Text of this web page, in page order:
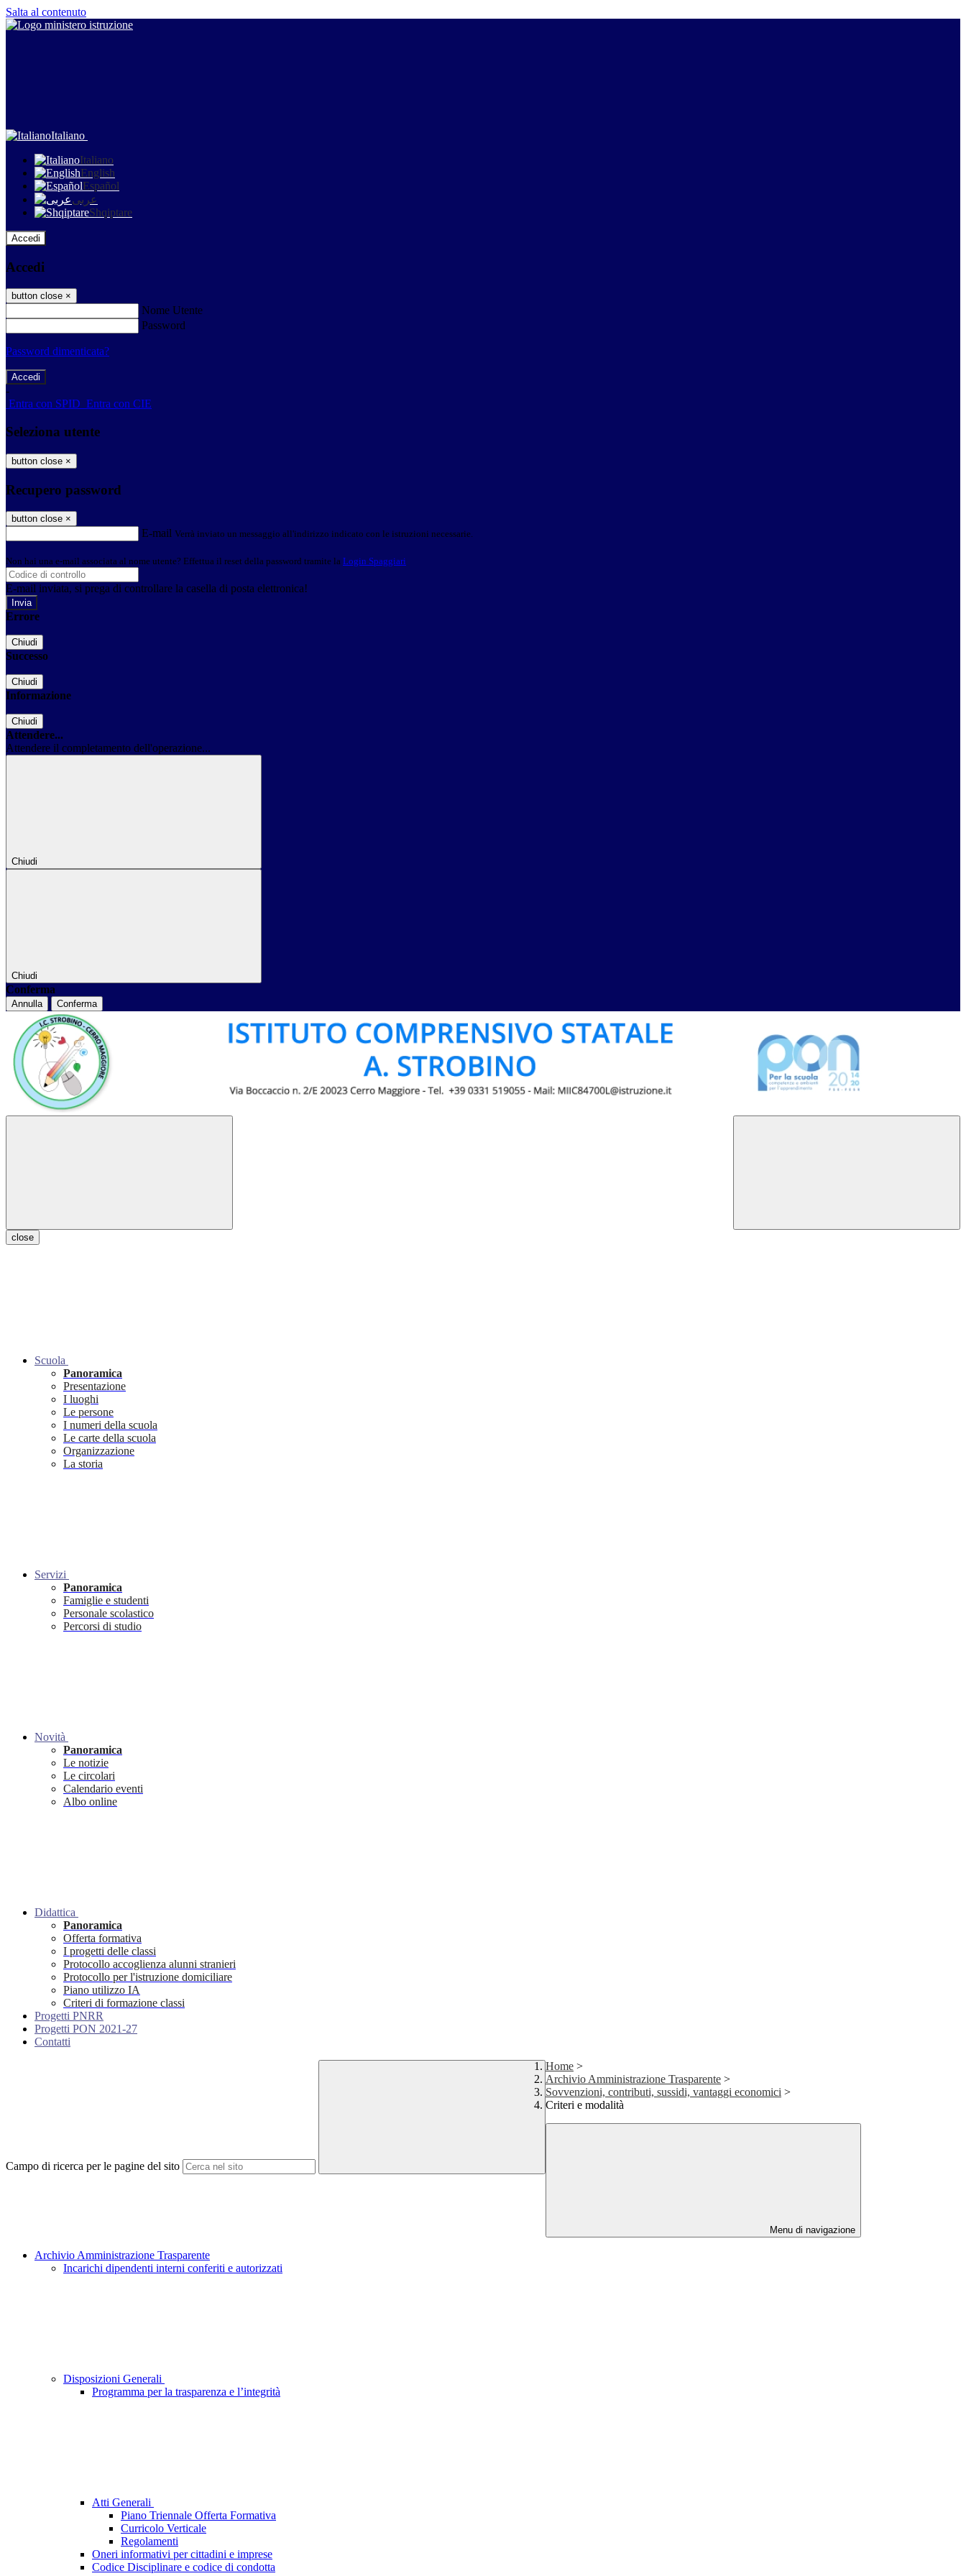
Salta al contenuto
Italiano
Italiano
English
Español
عربى
Shqiptare
Accedi
Accedi
button close ×
Nome Utente
Password
Password dimenticata?
-
Entra con SPID Entra con CIE
Seleziona utente
button close ×
Recupero password
button close ×
E-mail Verrà inviato un messaggio all'indirizzo indicato con le istruzioni necessarie.
Non hai una e-mail associata al nome utente? Effettua il reset della password tramite la Login Spaggiari
E-mail inviata, si prega di controllare la casella di posta elettronica!
Errore
Chiudi
Successo
Chiudi
Informazione
Chiudi
Attendere...
Attendere il completamento dell'operazione...
Chiudi
Chiudi
Conferma
Annulla Conferma
close
Scuola
Panoramica
Presentazione
I luoghi
Le persone
I numeri della scuola
Le carte della scuola
Organizzazione
La storia
Servizi
Panoramica
Famiglie e studenti
Personale scolastico
Percorsi di studio
Novità
Panoramica
Le notizie
Le circolari
Calendario eventi
Albo online
Didattica
Panoramica
Offerta formativa
I progetti delle classi
Protocollo accoglienza alunni stranieri
Protocollo per l'istruzione domiciliare
Piano utilizzo IA
Criteri di formazione classi
Progetti PNRR
Progetti PON 2021-27
Contatti
Campo di ricerca per le pagine del sito
Home >
Archivio Amministrazione Trasparente >
Sovvenzioni, contributi, sussidi, vantaggi economici >
Criteri e modalità
Menu di navigazione
Archivio Amministrazione Trasparente
Incarichi dipendenti interni conferiti e autorizzati
Disposizioni Generali
Programma per la trasparenza e l’integrità
Atti Generali
Piano Triennale Offerta Formativa
Curricolo Verticale
Regolamenti
Oneri informativi per cittadini e imprese
Codice Disciplinare e codice di condotta